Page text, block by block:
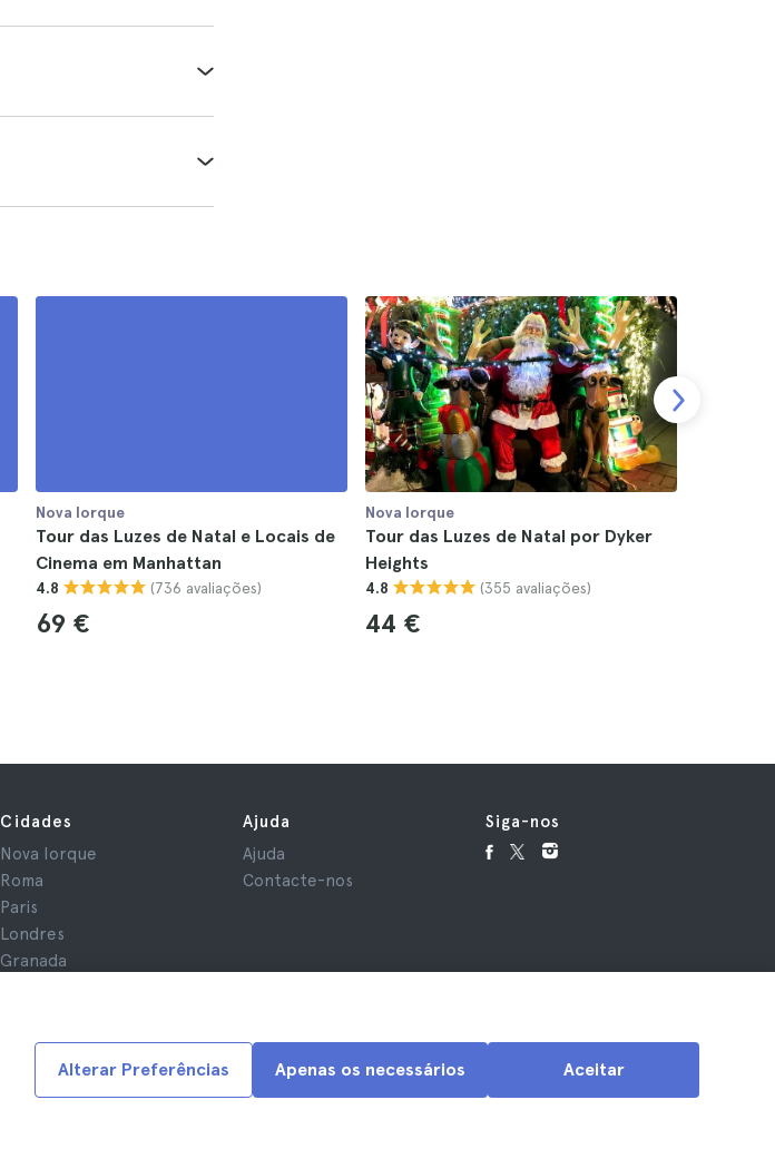
Nova Iorque
Tour das Luzes de Natal e Locais de
Cinema em Manhattan
4.8 (736 avaliações)
69 €
Nova Iorque
Tour das Luzes de Natal por Dyker
Heights
4.8 (355 avaliações)
44 €
Aceitar
Apenas os necessários
Alterar Preferências
Cidades
Nova Iorque
Roma
Paris
Londres
Granada
Ajuda
Ajuda
Contacte-nos
Siga-nos